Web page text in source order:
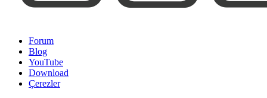
Forum
Blog
YouTube
Download
Çerezler